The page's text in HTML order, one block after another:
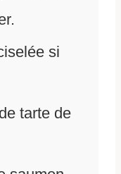
si
tarte de